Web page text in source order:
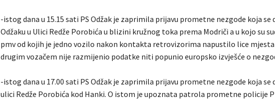
-istog dana u 15.15 sati PS Odžak je zaprimila prijavu prometne nezgode koja se
Odžaku u Ulici Redže Porobića u blizini kružnog toka prema Modriči a u kojo su
pmv od kojih je jedno vozilo nakon kontakta retrovizorima napustilo lice mjesta
drugim vozačem nije razmijenio podatke niti popunio europsko izvješće o
-istog dana u 17.00 sati PS Odžak je zaprimila prijavu prometne nezgode koja se
ulici Redže Porobića kod Hanki. O istom je upoznata patrola prometne policije